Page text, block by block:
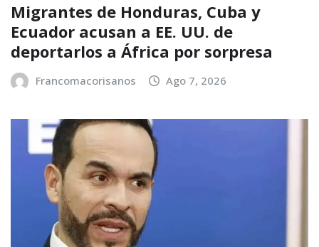
Migrantes de Honduras, Cuba y
Ecuador acusan a EE. UU. de
deportarlos a África por sorpresa
Francomacorisanos Ago 7, 2026